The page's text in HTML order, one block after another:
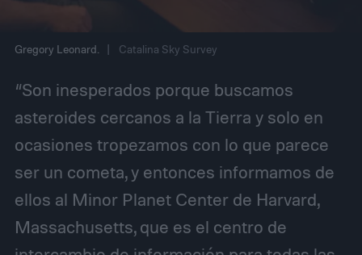
Gregory Leonard. Catalina Sky Survey
“Son inesperados porque buscamos
asteroides cercanos a la Tierra y solo en
ocasiones tropezamos con lo que parece
ser un cometa, y entonces informamos de
ellos al Minor Planet Center de Harvard,
Massachusetts, que es el centro de